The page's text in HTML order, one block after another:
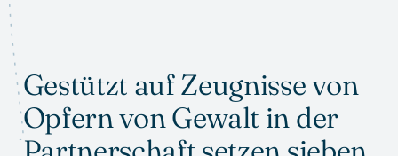
ANSEHEN
Gestützt auf Zeugnisse von
Opfern von Gewalt in der